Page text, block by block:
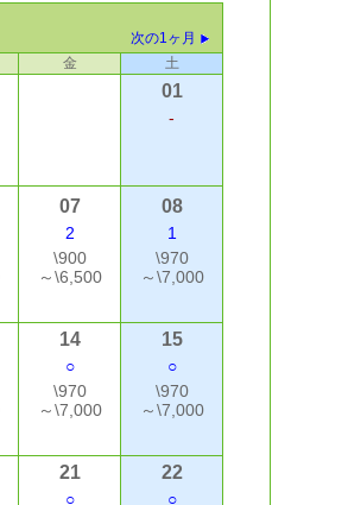
次の1ヶ月
金 土
01
-
07
2
\900
～\6,500
08
1
\970
～\7,000
14
○
\970
～\7,000
15
○
\970
～\7,000
21
○
22
○